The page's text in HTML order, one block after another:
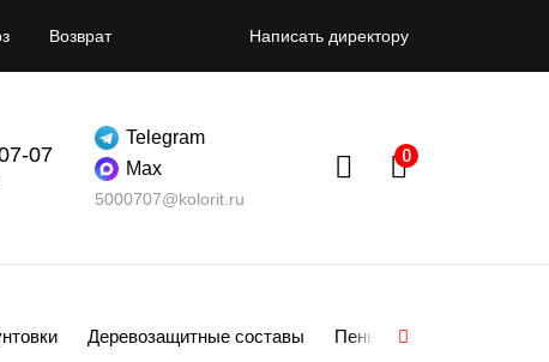
Возврат Написать директору
07
Telegram
Max
5000707@kolorit.ru
Деревозащитные составы Пены